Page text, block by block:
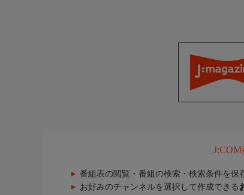
番組表の閲覧・番組の検索・検索条件を保
お好みのチャンネルを選択して作成できる